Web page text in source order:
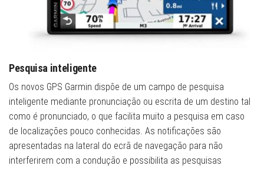
Pesquisa inteligente
Os novos GPS Garmin dispõe de um campo de pesquisa
inteligente mediante pronunciação ou escrita de um destino tal
como é pronunciado, o que facilita muito a pesquisa em caso
de localizações pouco conhecidas. As notificações são
apresentadas na lateral do ecrã de navegação para não
interferirem com a condução e possibilita as pesquisas